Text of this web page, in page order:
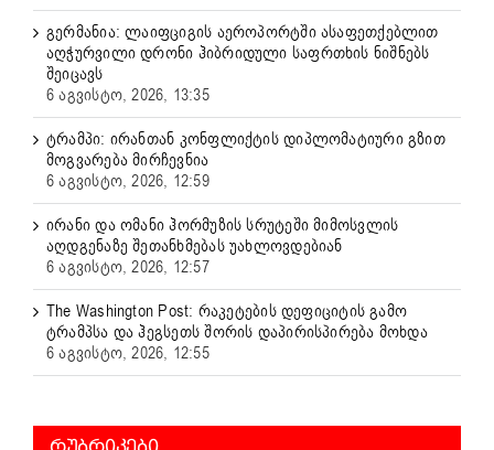
გერმანია: ლაიფციგის აეროპორტში ასაფეთქებლით
აღჭურვილი დრონი ჰიბრიდული საფრთხის ნიშნებს
შეიცავს
6 აგვისტო, 2026, 13:35
ტრამპი: ირანთან კონფლიქტის დიპლომატიური გზით
მოგვარება მირჩევნია
6 აგვისტო, 2026, 12:59
ირანი და ომანი ჰორმუზის სრუტეში მიმოსვლის
აღდგენაზე შეთანხმებას უახლოვდებიან
6 აგვისტო, 2026, 12:57
The Washington Post: რაკეტების დეფიციტის გამო
ტრამპსა და ჰეგსეთს შორის დაპირისპირება მოხდა
6 აგვისტო, 2026, 12:55